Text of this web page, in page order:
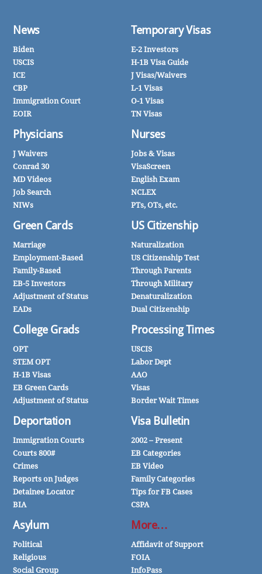
News
Biden
USCIS
ICE
CBP
Immigration Court
EOIR
Physicians
J Waivers
Conrad 30
MD Videos
Job Search
NIWs
Green Cards
Marriage
Employment-Based
Family-Based
EB-5 Investors
Adjustment of Status
EADs
College Grads
OPT
STEM OPT
H-1B Visas
EB Green Cards
Adjustment of Status
Deportation
Immigration Courts
Courts 800#
Crimes
Reports on Judges
Detainee Locator
BIA
Asylum
Political
Religious
Social Group
Temporary Visas
E-2 Investors
H-1B Visa Guide
J Visas/Waivers
L-1 Visas
O-1 Visas
TN Visas
Nurses
Jobs & Visas
VisaScreen
English Exam
NCLEX
PTs, OTs, etc.
US Citizenship
Naturalization
US Citizenship Test
Through Parents
Through Military
Denaturalization
Dual Citizenship
Processing Times
USCIS
Labor Dept
AAO
Visas
Border Wait Times
Visa Bulletin
2002 – Present
EB Categories
EB Video
Family Categories
Tips for FB Cases
CSPA
More…
Affidavit of Support
FOIA
InfoPass